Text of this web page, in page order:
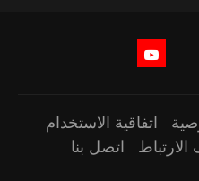
اتفاقية الاستخدام
اتصل بنا